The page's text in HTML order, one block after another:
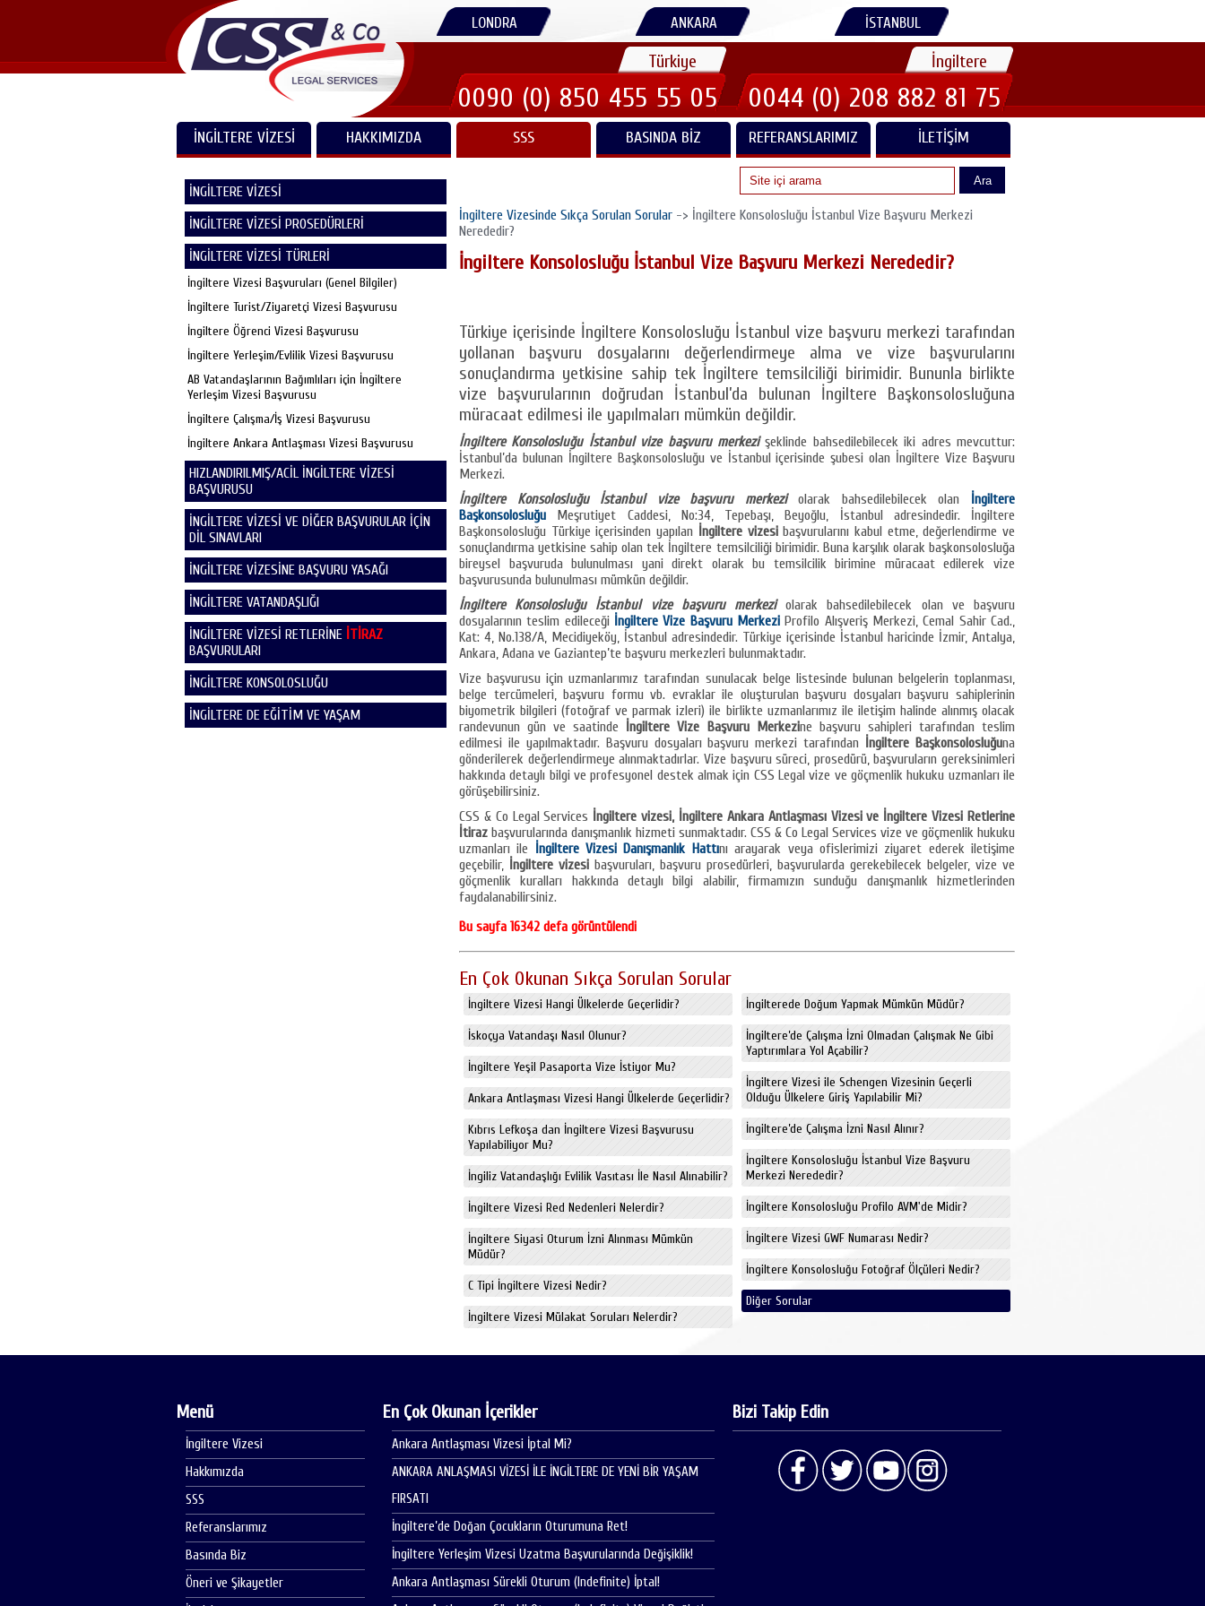
LONDRA ANKARA İSTANBUL
Türkiye
0090 (0) 850 455 55 05
İngiltere
0044 (0) 208 882 81 75
İNGİLTERE VİZESİ HAKKIMIZDA SSS BASINDA BIZ REFERANSLARIMIZ İLETIŞIM
Ara
İNGİLTERE VİZESİ
İNGİLTERE VİZESİ PROSEDÜRLERİ
İNGİLTERE VİZESİ TÜRLERİ
İngiltere Vizesi Başvuruları (Genel Bilgiler)
İngiltere Turist/Ziyaretçi Vizesi Başvurusu
İngiltere Öğrenci Vizesi Başvurusu
İngiltere Yerleşim/Evlilik Vizesi Başvurusu
AB Vatandaşlarının Bağımlıları için İngiltere
Yerleşim Vizesi Başvurusu
İngiltere Çalışma/İş Vizesi Başvurusu
İngiltere Ankara Antlaşması Vizesi Başvurusu
HIZLANDIRILMIŞ/ACİL İNGİLTERE VİZESİ
BAŞVURUSU
İNGİLTERE VİZESİ VE DİĞER BAŞVURULAR İÇİN
DİL SINAVLARI
İNGİLTERE VİZESİNE BAŞVURU YASAĞI
İNGİLTERE VATANDAŞLIĞI
İNGİLTERE VİZESİ RETLERİNE İTİRAZ
BAŞVURULARI
İNGİLTERE KONSOLOSLUĞU
İNGİLTERE DE EĞİTİM VE YAŞAM
İngiltere Vizesinde Sıkça Sorulan Sorular -> İngiltere Konsolosluğu İstanbul Vize Başvuru Merkezi
Nerededir?
İngiltere Konsolosluğu İstanbul Vize Başvuru Merkezi Nerededir?
Türkiye içerisinde İngiltere Konsolosluğu İstanbul vize başvuru merkezi tarafından
yollanan başvuru dosyalarını değerlendirmeye alma ve vize başvurularını
sonuçlandırma yetkisine sahip tek İngiltere temsilciliği birimidir. Bununla birlikte
vize başvurularının doğrudan İstanbul’da bulunan İngiltere Başkonsolosluğuna
müracaat edilmesi ile yapılmaları mümkün değildir.
İngiltere Konsolosluğu İstanbul vize başvuru merkezişeklinde bahsedilebilecek iki adres mevcuttur:
İstanbul’da bulunan İngiltere Başkonsolosluğu ve İstanbul içerisinde şubesi olan İngiltere Vize Başvuru
Merkezi.
İngiltere Konsolosluğu İstanbul vize başvuru merkeziolarak bahsedilebilecek olan İngiltere
Başkonsolosluğu Meşrutiyet Caddesi, No:34, Tepebaşı, Beyoğlu, İstanbul adresindedir. İngiltere
Başkonsolosluğu Türkiye içerisinden yapılan İngiltere vizesibaşvurularını kabul etme, değerlendirme ve
sonuçlandırma yetkisine sahip olan tek İngiltere temsilciliği birimidir. Buna karşılık olarak başkonsolosluğa
bireysel başvuruda bulunulması yani direkt olarak bu temsilcilik birimine müracaat edilerek vize
başvurusunda bulunulması mümkün değildir.
İngiltere Konsolosluğu İstanbul vize başvuru merkeziolarak bahsedilebilecek olan ve başvuru
dosyalarının teslim edileceği İngiltere Vize Başvuru Merkezi Profilo Alışveriş Merkezi, Cemal Sahir Cad.,
Kat: 4, No.138/A, Mecidiyeköy, İstanbul adresindedir. Türkiye içerisinde İstanbul haricinde İzmir, Antalya,
Ankara, Adana ve Gaziantep’te başvuru merkezleri bulunmaktadır.
Vize başvurusu için uzmanlarımız tarafından sunulacak belge listesinde bulunan belgelerin toplanması,
belge tercümeleri, başvuru formu vb. evraklar ile oluşturulan başvuru dosyaları başvuru sahiplerinin
biyometrik bilgileri (fotoğraf ve parmak izleri) ile birlikte uzmanlarımız ile iletişim halinde alınmış olacak
randevunun gün ve saatinde İngiltere Vize Başvuru Merkezine başvuru sahipleri tarafından teslim
edilmesi ile yapılmaktadır. Başvuru dosyaları başvuru merkezi tarafından İngiltere Başkonsolosluğuna
gönderilerek değerlendirmeye alınmaktadırlar. Vize başvuru süreci, prosedürü, başvuruların gereksinimleri
hakkında detaylı bilgi ve profesyonel destek almak için CSS Legal vize ve göçmenlik hukuku uzmanları ile
görüşebilirsiniz.
CSS & Co Legal Services İngiltere vizesi, İngiltere Ankara Antlaşması Vizesi ve İngiltere Vizesi Retlerine
İtiraz başvurularında danışmanlık hizmeti sunmaktadır. CSS & Co Legal Services vize ve göçmenlik hukuku
uzmanları ile İngiltere Vizesi Danışmanlık Hattını arayarak veya ofislerimizi ziyaret ederek iletişime
geçebilir, İngiltere vizesi başvuruları, başvuru prosedürleri, başvurularda gerekebilecek belgeler, vize ve
göçmenlik kuralları hakkında detaylı bilgi alabilir, firmamızın sunduğu danışmanlık hizmetlerinden
faydalanabilirsiniz.
Bu sayfa 16342 defa görüntülendi
En Çok Okunan Sıkça Sorulan Sorular
İngiltere Vizesi Hangi Ülkelerde Geçerlidir?
İskoçya Vatandaşı Nasıl Olunur?
İngiltere Yeşil Pasaporta Vize İstiyor Mu?
Ankara Antlaşması Vizesi Hangi Ülkelerde Geçerlidir?
Kıbrıs Lefkoşa dan İngiltere Vizesi Başvurusu
Yapılabiliyor Mu?
İngiliz Vatandaşlığı Evlilik Vasıtası İle Nasıl Alınabilir?
İngiltere Vizesi Red Nedenleri Nelerdir?
İngiltere Siyasi Oturum İzni Alınması Mümkün
Müdür?
C Tipi İngiltere Vizesi Nedir?
İngiltere Vizesi Mülakat Soruları Nelerdir?
İngilterede Doğum Yapmak Mümkün Müdür?
İngiltere’de Çalışma İzni Olmadan Çalışmak Ne Gibi
Yaptırımlara Yol Açabilir?
İngiltere Vizesi ile Schengen Vizesinin Geçerli
Olduğu Ülkelere Giriş Yapılabilir Mi?
İngiltere’de Çalışma İzni Nasıl Alınır?
İngiltere Konsolosluğu İstanbul Vize Başvuru
Merkezi Nerededir?
İngiltere Konsolosluğu Profilo AVM'de Midir?
İngiltere Vizesi GWF Numarası Nedir?
İngiltere Konsolosluğu Fotoğraf Ölçüleri Nedir?
Diğer Sorular
Menü
İngiltere Vizesi
Hakkımızda
SSS
Referanslarımız
Basında Biz
Öneri ve Şikayetler
En Çok Okunan İçerikler
Ankara Antlaşması Vizesi İptal Mi?
ANKARA ANLAŞMASI VİZESİ İLE İNGİLTERE DE YENİ BİR YAŞAM
FIRSATI
İngiltere’de Doğan Çocukların Oturumuna Ret!
İngiltere Yerleşim Vizesi Uzatma Başvurularında Değişiklik!
Ankara Antlaşması Sürekli Oturum (Indefinite) İptal!
Bizi Takip Edin